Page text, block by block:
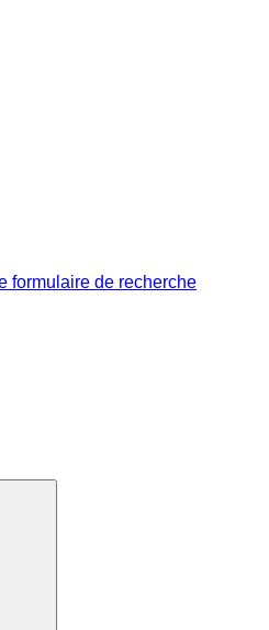
formulaire de recherche